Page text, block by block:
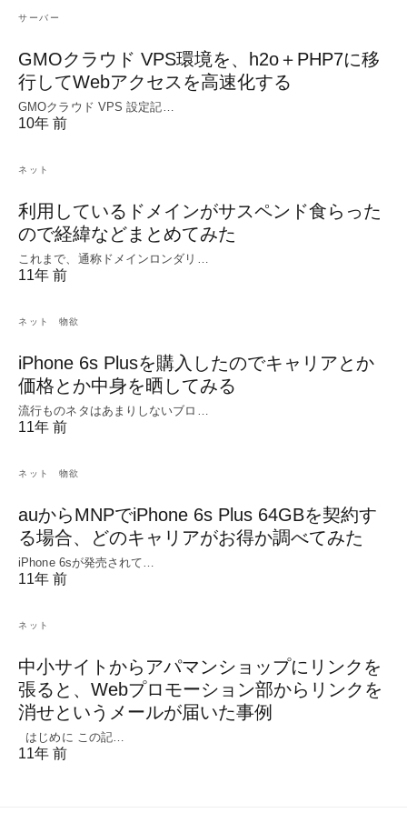
サーバー
GMOクラウド VPS環境を、h2o＋PHP7に移
行してWebアクセスを高速化する
GMOクラウド VPS 設定記…
10年 前
ネット
利用しているドメインがサスペンド食らった
ので経緯などまとめてみた
これまで、通称ドメインロンダリ…
11年 前
ネット 物欲
iPhone 6s Plusを購入したのでキャリアとか
価格とか中身を晒してみる
流行ものネタはあまりしないブロ…
11年 前
ネット 物欲
auからMNPでiPhone 6s Plus 64GBを契約す
る場合、どのキャリアがお得か調べてみた
iPhone 6sが発売されて…
11年 前
ネット
中小サイトからアパマンショップにリンクを
張ると、Webプロモーション部からリンクを
消せというメールが届いた事例
はじめに この記…
11年 前